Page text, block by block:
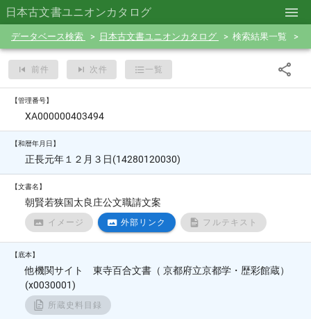
日本古文書ユニオンカタログ
データベース検索 日本古文書ユニオンカタログ 検索結果一覧
前件 次件 一覧
【管理番号】
XA000000403494
【和暦年月日】
正長元年１２月３日(14280120030)
【文書名】
朝賢若狭国太良庄公文職請文案
イメージ 外部リンク フルテキスト
【底本】
他機関サイト 東寺百合文書（ 京都府立京都学・歴彩館蔵）
(x0030001)
所蔵史料目録